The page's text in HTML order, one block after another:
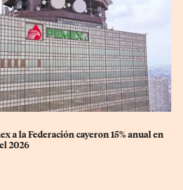
a la Federación cayeron 15% anual en
2026